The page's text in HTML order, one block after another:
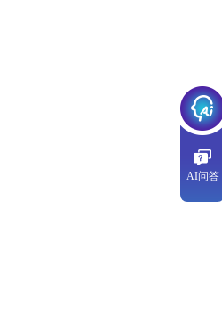
AI问答